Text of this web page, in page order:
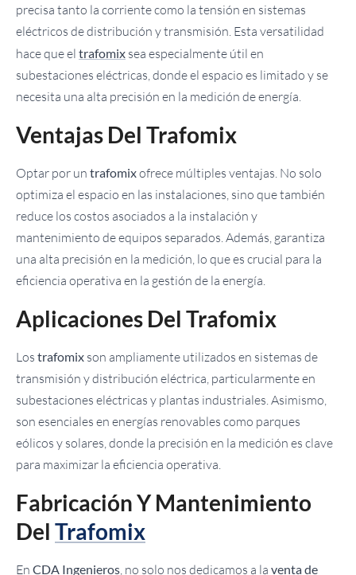
precisa tanto la corriente como la tensión en sistemas
eléctricos de distribución y transmisión. Esta versatilidad
hace que el trafomix sea especialmente útil en
subestaciones eléctricas, donde el espacio es limitado y se
necesita una alta precisión en la medición de energía.
Ventajas Del Trafomix
Optar por un trafomixofrece múltiples ventajas. No solo
optimiza el espacio en las instalaciones, sino que también
reduce los costos asociados a la instalación y
mantenimiento de equipos separados. Además, garantiza
una alta precisión en la medición, lo que es crucial para la
eficiencia operativa en la gestión de la energía.
Aplicaciones Del Trafomix
Los trafomix son ampliamente utilizados en sistemas de
transmisión y distribución eléctrica, particularmente en
subestaciones eléctricas y plantas industriales. Asimismo,
son esenciales en energías renovables como parques
eólicos y solares, donde la precisión en la medición es clave
para maximizar la eficiencia operativa.
Fabricación Y Mantenimiento
Del Trafomix
En CDA Ingenieros , no solo nos dedicamos a la venta de